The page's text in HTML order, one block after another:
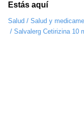
Estás aquí
Salud / Salud y
/ Salvalerg Cetirizina 10